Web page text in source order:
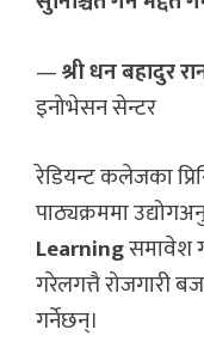
—श्री धन बहादुर
इनोभेसन सेन्टर
रेडियन्ट कलेजका
पाठ्यक्रममा
Learningसमावेश
गरेलगत्तै रोजगारी
गर्नेछन्।